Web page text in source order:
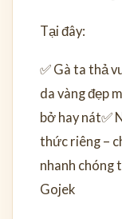
Tại đây:
✅ Gà ta thả
da vàng đẹp
bở hay nát✅
thức riêng –
nhanh chóng
Gojek